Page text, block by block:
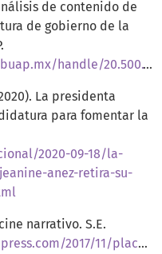
de contenido de
de gobierno de la
handle/20.500.12371/16162
La presidenta
para fomentar la
2020-09-18/la-
anez-retira-su-
narrativo. S.E.
2017/11/placer-